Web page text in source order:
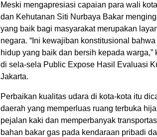
Meski mengapresiasi capaian para wali
dan Kehutanan Siti Nurbaya Bakar
yang baik bagi masyarakat merupakan
negara. “Ini kewajiban konstitusional
hidup yang baik dan bersih kepada
di sela-sela Public Expose Hasil Evaluasi
Jakarta.
Perbaikan kualitas udara di kota-kota itu
daerah yang memperluas ruang terbuka
pejalan kaki dan memperbanyak
bahan bakar gas pada kendaraan pribadi